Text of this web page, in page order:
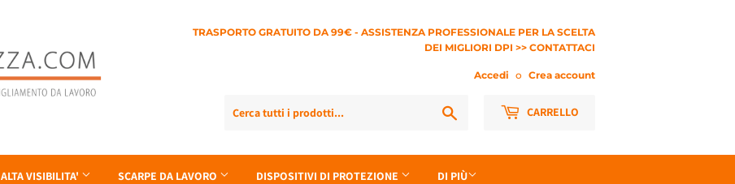
TRASPORTO GRATUITO DA 99€ - ASSISTENZA PROFESSIONALE PER LA SCELTA
DEI MIGLIORI DPI >> CONTATTACI
Accedi o Crea account
CARRELLO
ALTA VISIBILITA' SCARPE DA LAVORO DISPOSITIVI DI PROTEZIONE DI PIÙ